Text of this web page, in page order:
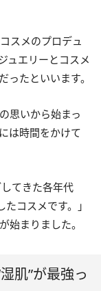
スメのプロデュ
ュエリーとコスメ
ったといいます。
思いから始まっ
は時間をかけて
てきた各年代
コスメです。」
始まりました。
肌”が最強っ